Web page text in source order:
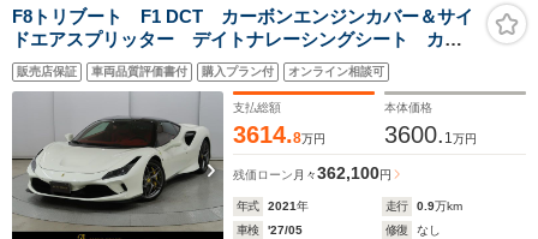
F8トリブート F1 DCT カーボンエンジンカバー＆サイ
ドエアスプリッター デイトナレーシングシート カー
ボンドアハンドル＆ステアリング+LED カーボンセンタ
ーブリッジ シルキック ダッシュインサート イエロ
販売店保証 車両品質評価書付 購入プラン付 オンライン相談可
支払総額
3614.8万円
本体価格
3600. 1万円
残価ローン 月々362,100円
年式 2021年 走行 0.9万km
車検
'27/05 修復
なし